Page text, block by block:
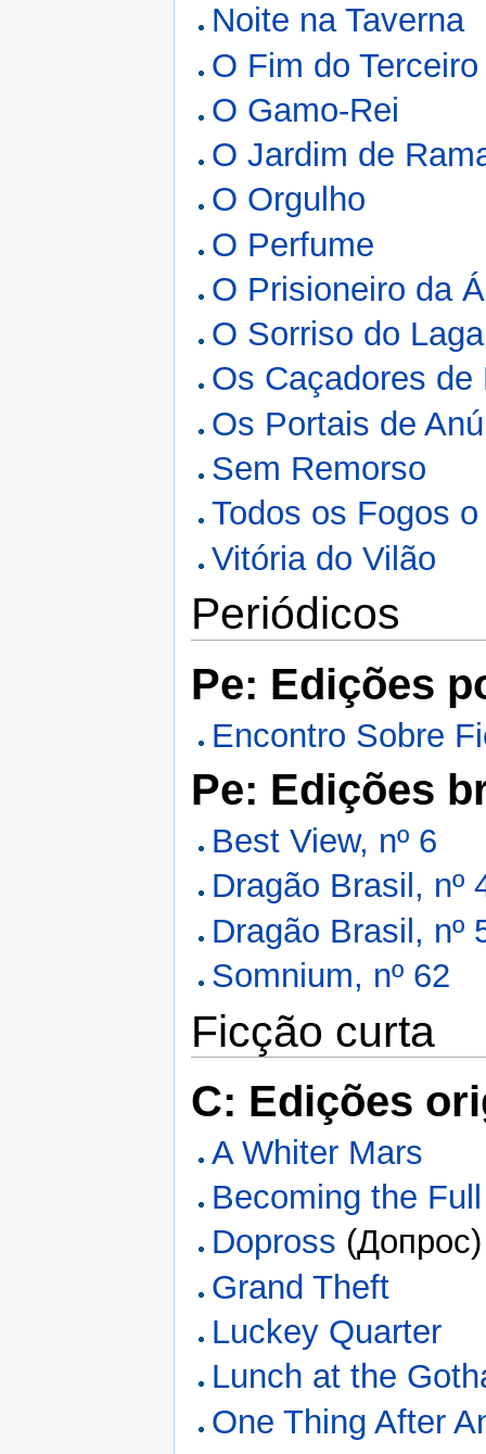
Noite na Taverna
O Fim do
O Gamo-Rei
O Jardim de
O Orgulho
O Perfume
O Prisioneiro da
O Sorriso do
Os Caçadores de
Os Portais de
Sem Remorso
Todos os Fogos
Vitória do Vilão
Periódicos
Pe: Edições
Encontro Sobre
Pe: Edições
Best View, nº 6
Dragão Brasil, nº
Dragão Brasil, nº
Somnium, nº 62
Ficção curta
C: Edições
A Whiter Mars
Becoming the
Dopross (Допрос)
Grand Theft
Luckey Quarter
Lunch at the
One Thing After